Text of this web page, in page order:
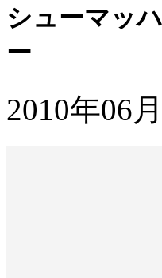
シューマッ
ー
2010年06